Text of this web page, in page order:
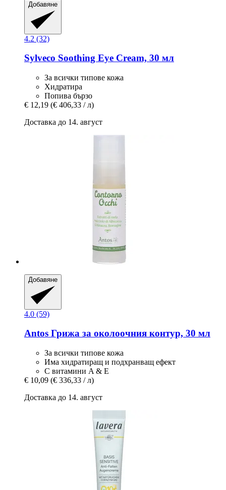
Добавяне
4.2 (32)
Sylveco Soothing Eye Cream, 30 мл
За всички типове кожа
Хидратира
Попива бързо
€ 12,19 (€ 406,33 / л)
Доставка до 14. август
Добавяне
4.0 (59)
Antos Грижа за околоочния контур, 30 мл
За всички типове кожа
Има хидратиращ и подхранващ ефект
С витамини A & E
€ 10,09 (€ 336,33 / л)
Доставка до 14. август